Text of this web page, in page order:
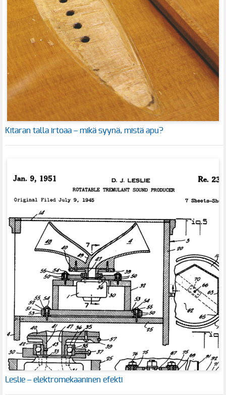
Kitaran talla irtoaa – mikä syynä, mistä apu?
Leslie – elektromekaaninen efekti